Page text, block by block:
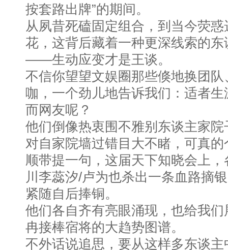
按套路出牌”的期间。
从夙昔死磕固定组合，到当今荧
花，这背后藏着一种更深线索的
——生动应变才是王谈。
不信你望望文娱圈那些倏地换团
咖，一个劲儿地告诉我们：适者
而网友呢？
他们倒像热衷围不雅别东谈主家
对自家院墙过错目大不睹，可真
顺带提一句，这届天下知晓会上
川李蕊汐/卢为也杀出一条血路摘
紧随自后捧铜。
他们各自齐有亮眼涌现，也给我
冉接棒宿将的大趋势图谱。
不外话说追思，要从这样多东谈